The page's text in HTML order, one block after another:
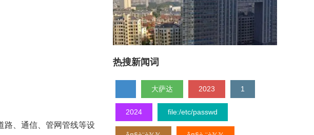
路、通信、管网管线等设
热搜新闻词
大萨达 2023 1
2024 file:/etc/passwd